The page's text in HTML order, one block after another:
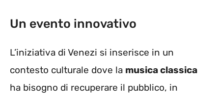
Un evento innovativo
L’iniziativa di Venezi si inserisce in un
contesto culturale dove la musica classica
ha bisogno di recuperare il pubblico, in